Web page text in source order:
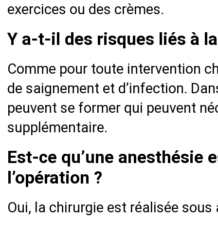
exercices ou des crèmes.
Y a-t-il des risques liés à
Comme pour toute intervention
de saignement et d’infection.
peuvent se former qui peuvent
supplémentaire.
Est-ce qu’une anesthésie
l’opération ?
Oui, la chirurgie est réalisée sous